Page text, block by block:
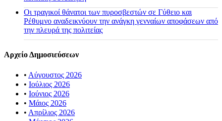
Οι τραγικοί θάνατοι των πυροσβεστών σε Γύθειο και
Ρέθυμνο αναδεικνύουν την ανάγκη γενναίων αποφάσεων από
την πλευρά της πολιτείας
Αρχείο Δημοσιεύσεων
• Αύγουστος 2026
• Ιούλιος 2026
• Ιούνιος 2026
• Μάιος 2026
• Απρίλιος 2026